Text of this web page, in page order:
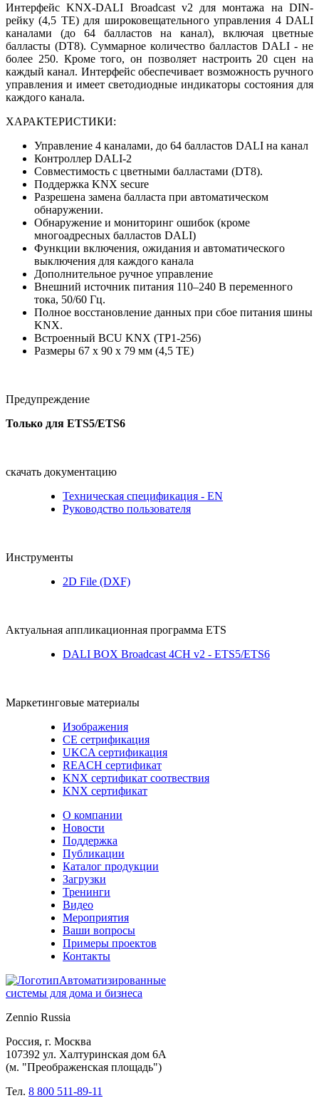
Интерфейс KNX-DALI Broadcast v2 для монтажа на DIN-
рейку (4,5 ТЕ) для широковещательного управления 4 DALI
каналами (до 64 балластов на канал), включая цветные
балласты (DT8). Суммарное количество балластов DALI - не
более 250. Кроме того, он позволяет настроить 20 сцен на
каждый канал. Интерфейс обеспечивает возможность ручного
управления и имеет светодиодные индикаторы состояния для
каждого канала.
ХАРАКТЕРИСТИКИ:
Управление 4 каналами, до 64 балластов DALI на канал
Контроллер DALI-2
Совместимость с цветными балластами (DT8).
Поддержка KNX secure
Разрешена замена балласта при автоматическом
обнаружении.
Обнаружение и мониторинг ошибок (кроме
многоадресных балластов DALI)
Функции включения, ожидания и автоматического
выключения для каждого канала
Дополнительное ручное управление
Внешний источник питания 110–240 В переменного
тока, 50/60 Гц.
Полное восстановление данных при сбое питания шины
KNX.
Встроенный BCU KNX (TP1-256)
Размеры 67 x 90 x 79 мм (4,5 TE)
Предупреждение
Только для ETS5/ETS6
скачать документацию
Техническая спецификация - EN
Руководство пользователя
Инструменты
2D File (DXF)
Актуальная аппликационная программа ETS
DALI BOX Broadcast 4CH v2 - ETS5/ETS6
Маркетинговые материалы
Изображения
CE сетрификация
UKCA сертификация
REACH сертификат
KNX сертификат соотвествия
KNX сертификат
О компании
Новости
Поддержка
Публикации
Каталог продукции
Загрузки
Тренинги
Видео
Мероприятия
Ваши вопросы
Примеры проектов
Контакты
Автоматизированные
системы для дома и бизнеса
Zennio Russia
Россия, г. Москва
107392 ул. Халтуринская дом 6А
(м. "Преображенская площадь")
Тел. 8 800 511-89-11